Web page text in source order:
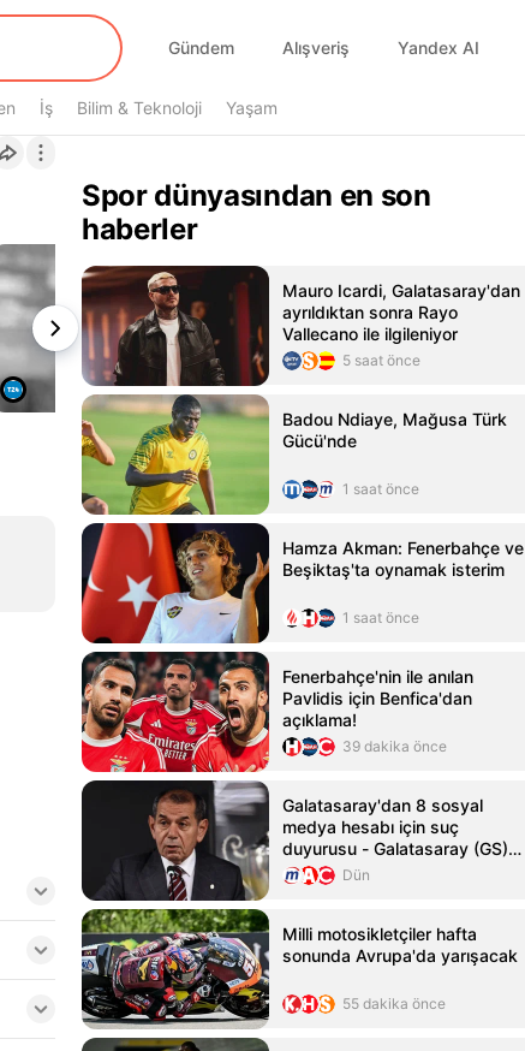
Gündem Alışveriş Yandex AI
İş Bilim & Teknoloji Yaşam
Spor dünyasından en son
haberler
Mauro Icardi, Galatasaray'dan
ayrıldıktan sonra Rayo
Vallecano ile ilgileniyor
5 saat önce
Badou Ndiaye, Mağusa Türk
Gücü'nde
1 saat önce
Hamza Akman: Fenerbahçe ve
Beşiktaş'ta oynamak isterim
1 saat önce
Fenerbahçe'nin ile anılan
Pavlidis için Benfica'dan
açıklama!
39 dakika önce
Galatasaray'dan 8 sosyal
medya hesabı için suç
duyurusu - Galatasaray (GS)
HaberleriDün
Milli motosikletçiler hafta
sonunda Avrupa'da yarışacak
55 dakika önce